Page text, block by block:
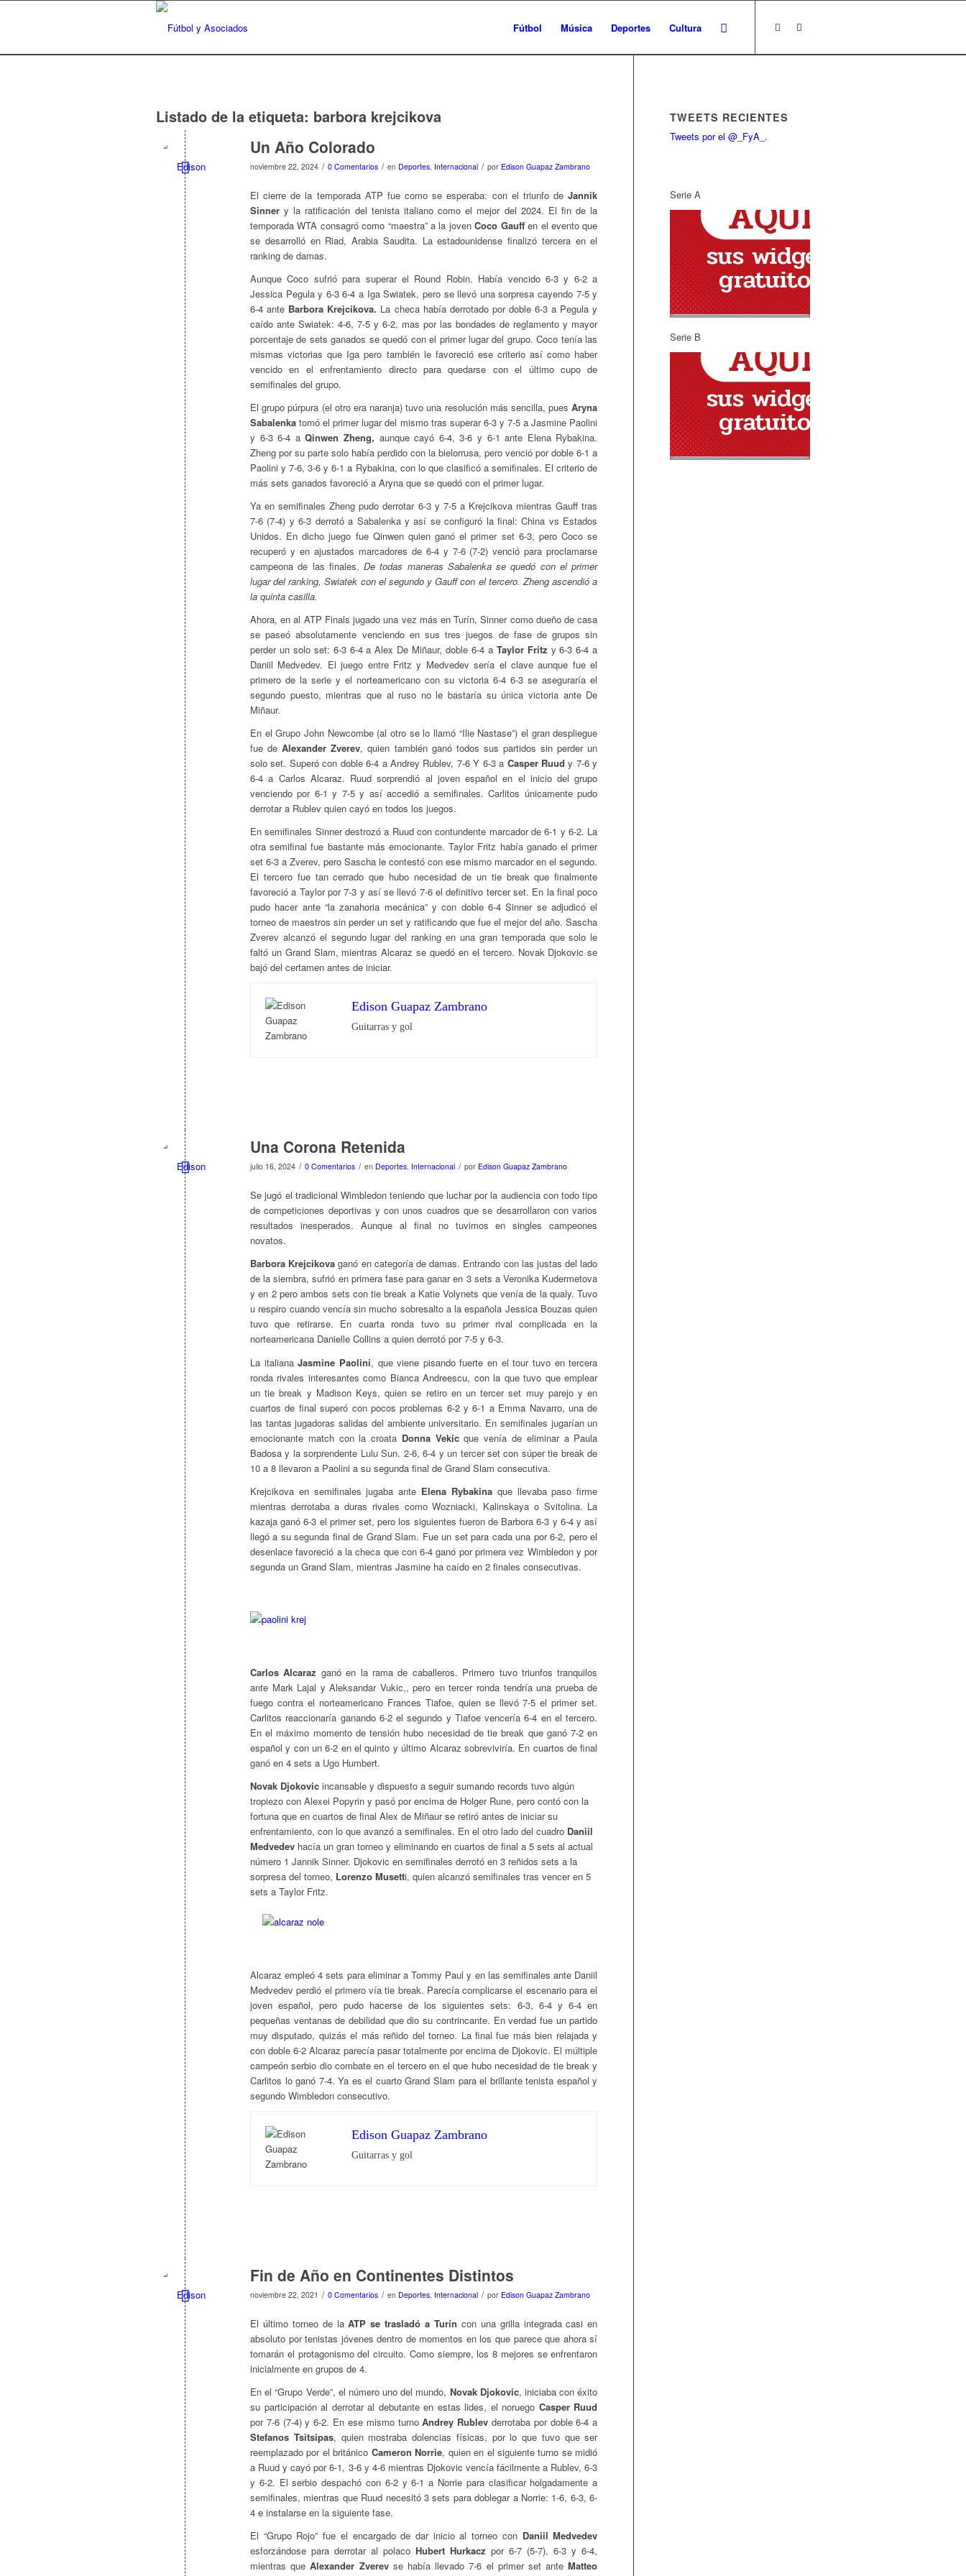
Fútbol Música Deportes Cultura
Listado de la etiqueta: barbora krejcikova
Un Año Colorado
noviembre 22, 2024 / 0 Comentarios / en Deportes, Internacional / por Edison Guapaz Zambrano
El cierre de la temporada ATP fue como se esperaba: con el triunfo de Jannik
Sinner y la ratificación del tenista italiano como el mejor del 2024. El fin de la
temporada WTA consagró como “maestra” a la jovenCoco Gauffen el evento que
se desarrolló en Riad, Arabia Saudita. La estadounidense finalizó tercera en el
ranking de damas.
Aunque Coco sufrió para superar el Round Robin. Había vencido 6-3 y 6-2 a
Jessica Pegula y 6-3 6-4 a Iga Swiatek, pero se llevó una sorpresa cayendo 7-5 y
6-4 ante Barbora Krejcikova. La checa había derrotado por doble 6-3 a Pegula y
caído ante Swiatek: 4-6, 7-5 y 6-2, mas por las bondades de reglamento y mayor
porcentaje de sets ganados se quedó con el primer lugar del grupo. Coco tenía las
mismas victorias que Iga pero también le favoreció ese criterio así como haber
vencido en el enfrentamiento directo para quedarse con el último cupo de
semifinales del grupo.
El grupo púrpura (el otro era naranja) tuvo una resolución más sencilla, puesAryna
Sabalenka tomó el primer lugar del mismo tras superar 6-3 y 7-5 a Jasmine Paolini
y 6-3 6-4 aQinwen Zheng, aunque cayó 6-4, 3-6 y 6-1 ante Elena Rybakina.
Zheng por su parte solo había perdido con la bielorrusa, pero venció por doble 6-1 a
Paolini y 7-6, 3-6 y 6-1 a Rybakina, con lo que clasificó a semifinales. El criterio de
más sets ganados favoreció a Aryna que se quedó con el primer lugar.
Ya en semifinales Zheng pudo derrotar 6-3 y 7-5 a Krejcikova mientras Gauff tras
7-6 (7-4) y 6-3 derrotó a Sabalenka y así se configuró la final: China vs Estados
Unidos. En dicho juego fue Qinwen quien ganó el primer set 6-3, pero Coco se
recuperó y en ajustados marcadores de 6-4 y 7-6 (7-2) venció para proclamarse
campeona de las finales.De todas maneras Sabalenka se quedó con el primer
lugar del ranking, Swiatek con el segundo y Gauff con el tercero. Zheng ascendió a
la quinta casilla.
Ahora, en al ATP Finals jugado una vez más en Turín, Sinner como dueño de casa
se paseó absolutamente venciendo en sus tres juegos de fase de grupos sin
perder un solo set: 6-3 6-4 a Alex De Miñaur, doble 6-4 a Taylor Fritz y 6-3 6-4 a
Daniil Medvedev. El juego entre Fritz y Medvedev sería el clave aunque fue el
primero de la serie y el norteamericano con su victoria 6-4 6-3 se aseguraría el
segundo puesto, mientras que al ruso no le bastaría su única victoria ante De
Miñaur.
En el Grupo John Newcombe (al otro se lo llamó “Ilie Nastase”) el gran despliegue
fue deAlexander Zverev, quien también ganó todos sus partidos sin perder un
solo set. Superó con doble 6-4 a Andrey Rublev, 7-6 Y 6-3 a Casper Ruud y 7-6 y
6-4 a Carlos Alcaraz. Ruud sorprendió al joven español en el inicio del grupo
venciendo por 6-1 y 7-5 y así accedió a semifinales. Carlitos únicamente pudo
derrotar a Rublev quien cayó en todos los juegos.
En semifinales Sinner destrozó a Ruud con contundente marcador de 6-1 y 6-2. La
otra semifinal fue bastante más emocionante. Taylor Fritz había ganado el primer
set 6-3 a Zverev, pero Sascha le contestó con ese mismo marcador en el segundo.
El tercero fue tan cerrado que hubo necesidad de un tie break que finalmente
favoreció a Taylor por 7-3 y así se llevó 7-6 el definitivo tercer set. En la final poco
pudo hacer ante “la zanahoria mecánica” y con doble 6-4 Sinner se adjudicó el
torneo de maestros sin perder un set y ratificando que fue el mejor del año. Sascha
Zverev alcanzó el segundo lugar del ranking en una gran temporada que solo le
faltó un Grand Slam, mientras Alcaraz se quedó en el tercero. Novak Djokovic se
bajó del certamen antes de iniciar.
Edison Guapaz Zambrano
Guitarras y gol
Una Corona Retenida
julio 16, 2024 / 0 Comentarios / en Deportes, Internacional / por Edison Guapaz Zambrano
Se jugó el tradicional Wimbledon teniendo que luchar por la audiencia con todo tipo
de competiciones deportivas y con unos cuadros que se desarrollaron con varios
resultados inesperados. Aunque al final no tuvimos en singles campeones
novatos.
Barbora Krejcikova ganó en categoría de damas. Entrando con las justas del lado
de la siembra, sufrió en primera fase para ganar en 3 sets a Veronika Kudermetova
y en 2 pero ambos sets con tie break a Katie Volynets que venía de la qualy. Tuvo
u respiro cuando vencía sin mucho sobresalto a la española Jessica Bouzas quien
tuvo que retirarse. En cuarta ronda tuvo su primer rival complicada en la
norteamericana Danielle Collins a quien derrotó por 7-5 y 6-3.
La italianaJasmine Paolini, que viene pisando fuerte en el tour tuvo en tercera
ronda rivales interesantes como Bianca Andreescu, con la que tuvo que emplear
un tie break y Madison Keys, quien se retiro en un tercer set muy parejo y en
cuartos de final superó con pocos problemas 6-2 y 6-1 a Emma Navarro, una de
las tantas jugadoras salidas del ambiente universitario. En semifinales jugarían un
emocionante match con la croata Donna Vekicque venía de eliminar a Paula
Badosa y la sorprendente Lulu Sun. 2-6, 6-4 y un tercer set con súper tie break de
10 a 8 llevaron a Paolini a su segunda final de Grand Slam consecutiva.
Krejcikova en semifinales jugaba ante Elena Rybakina que llevaba paso firme
mientras derrotaba a duras rivales como Wozniacki, Kalinskaya o Svitolina. La
kazaja ganó 6-3 el primer set, pero los siguientes fueron de Barbora 6-3 y 6-4 y así
llegó a su segunda final de Grand Slam. Fue un set para cada una por 6-2, pero el
desenlace favoreció a la checa que con 6-4 ganó por primera vez Wimbledon y por
segunda un Grand Slam, mientras Jasmine ha caído en 2 finales consecutivas.
Carlos Alcaraz ganó en la rama de caballeros. Primero tuvo triunfos tranquilos
ante Mark Lajal y Aleksandar Vukic,, pero en tercer ronda tendría una prueba de
fuego contra el norteamericano Frances Tiafoe, quien se llevó 7-5 el primer set.
Carlitos reaccionaría ganando 6-2 el segundo y Tiafoe vencería 6-4 en el tercero.
En el máximo momento de tensión hubo necesidad de tie break que ganó 7-2 en
español y con un 6-2 en el quinto y último Alcaraz sobreviviría. En cuartos de final
ganó en 4 sets a Ugo Humbert.
Novak Djokovic incansable y dispuesto a seguir sumando records tuvo algún
tropiezo con Alexei Popyrin y pasó por encima de Holger Rune, pero contó con la
fortuna que en cuartos de final Alex de Miñaur se retiró antes de iniciar su
enfrentamiento, con lo que avanzó a semifinales. En el otro lado del cuadro Daniil
Medvedev hacía un gran torneo y eliminando en cuartos de final a 5 sets al actual
número 1 Jannik Sinner. Djokovic en semifinales derrotó en 3 reñidos sets a la
sorpresa del torneo, Lorenzo Musetti, quien alcanzó semifinales tras vencer en 5
sets a Taylor Fritz.
Alcaraz empleó 4 sets para eliminar a Tommy Paul y en las semifinales ante Daniil
Medvedev perdió el primero vía tie break. Parecía complicarse el escenario para el
joven español, pero pudo hacerse de los siguientes sets: 6-3, 6-4 y 6-4 en
pequeñas ventanas de debilidad que dio su contrincante. En verdad fue un partido
muy disputado, quizás el más reñido del torneo. La final fue más bien relajada y
con doble 6-2 Alcaraz parecía pasar totalmente por encima de Djokovic. El múltiple
campeón serbio dio combate en el tercero en el que hubo necesidad de tie break y
Carlitos lo ganó 7-4. Ya es el cuarto Grand Slam para el brillante tenista español y
segundo Wimbledon consecutivo.
Edison Guapaz Zambrano
Guitarras y gol
Fin de Año en Continentes Distintos
noviembre 22, 2021 / 0 Comentarios / en Deportes Internacional / por Edison Guapaz Zambrano
El último torneo de laATP se trasladó a Turín con una grilla integrada casi en
absoluto por tenistas jóvenes dentro de momentos en los que parece que ahora sí
tomarán el protagonismo del circuito. Como siempre, los 8 mejores se enfrentaron
inicialmente en grupos de 4.
En el “Grupo Verde”, el número uno del mundo, Novak Djokovic, iniciaba con éxito
su participación al derrotar al debutante en estas lides, el noruego Casper Ruud
por 7-6 (7-4) y 6-2. En ese mismo turnoAndrey Rublev derrotaba por doble 6-4 a
Stefanos Tsitsipas, quien mostraba dolencias físicas, por lo que tuvo que ser
reemplazado por el británico Cameron Norrie, quien en el siguiente turno se midió
a Ruud y cayó por 6-1, 3-6 y 4-6 mientras Djokovic vencía fácilmente a Rublev, 6-3
y 6-2. El serbio despachó con 6-2 y 6-1 a Norrie para clasificar holgadamente a
semifinales, mientras que Ruud necesitó 3 sets para doblegar a Norrie: 1-6, 6-3, 6-
4 e instalarse en la siguiente fase.
El “Grupo Rojo” fue el encargado de dar inicio al torneo con Daniil Medvedev
esforzándose para derrotar al polaco Hubert Hurkacz por 6-7 (5-7), 6-3 y 6-4,
mientras queAlexander Zverevse había llevado 7-6 el primer set anteMatteo
TWEETS RECIENTES
Tweets por el @_FyA_.
Serie A
Serie B